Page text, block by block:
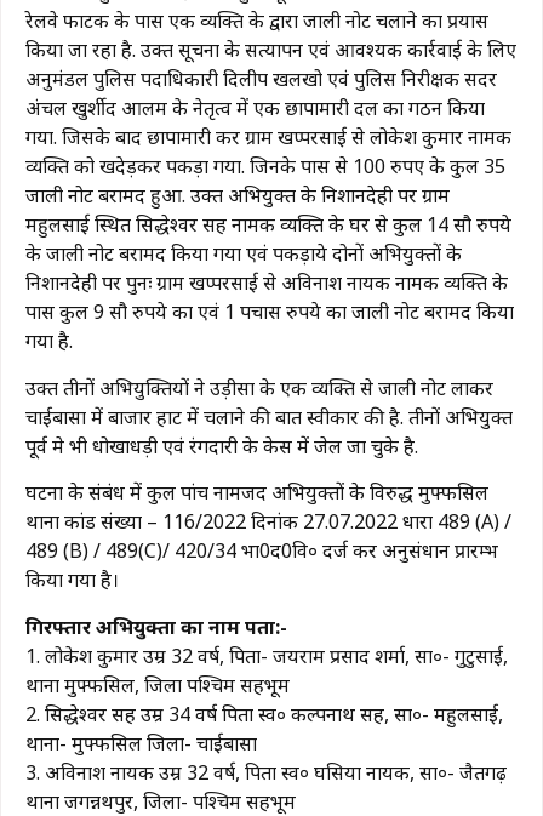
रेलवे फाटक के पास एक व्यक्ति के द्वारा जाली नोट चलाने का प्रयास
किया जा रहा है. उक्त सूचना के सत्यापन एवं आवश्यक कार्रवाई के लिए
अनुमंडल पुलिस पदाधिकारी दिलीप खलखो एवं पुलिस निरीक्षक सदर
अंचल खुर्शीद आलम के नेतृत्व में एक छापामारी दल का गठन किया
गया. जिसके बाद छापामारी कर ग्राम खप्परसाई से लोकेश कुमार नामक
व्यक्ति को खदेड़कर पकड़ा गया. जिनके पास से 100 रुपए के कुल 35
जाली नोट बरामद हुआ. उक्त अभियुक्त के निशानदेही पर ग्राम
महुलसाई स्थित सिद्धेश्वर सिंह नामक व्यक्ति के घर से कुल 14 सौ रुपये
के जाली नोट बरामद किया गया एवं पकड़ाये दोनों अभियुक्तों के
निशानदेही पर पुनः ग्राम खप्परसाई से अविनाश नायक नामक व्यक्ति के
पास कुल 9 सौ रुपये का एवं 1 पचास रुपये का जाली नोट बरामद किया
गया है.
उक्त तीनों अभियुक्तियों ने उड़ीसा के एक व्यक्ति से जाली नोट लाकर
चाईबासा में बाजार हाट में चलाने की बात स्वीकार की है. तीनों अभियुक्त
पूर्व मे भी धोखाधड़ी एवं रंगदारी के केस में जेल जा चुके है.
घटना के संबंध में कुल पांच नामजद अभियुक्तों के विरुद्ध मुफ्फसिल
थाना कांड संख्या – 116/2022 दिनांक 27.07.2022 धारा 489 (A) /
489 (B) / 489(C)/ 420/34 भा0द0वि० दर्ज कर अनुसंधान प्रारम्भ
किया गया है।
गिरफ्तार अभियुक्तों का नाम पता:-
1. लोकेश कुमार उम्र 32 वर्ष, पिता- जयराम प्रसाद शर्मा, सा०- गुटुसाई,
थाना मुफ्फसिल, जिला पश्चिम सिंहभूम
2. सिद्धेश्वर सिंह उम्र 34 वर्ष पिता स्व० कल्पनाथ सिंह, सा०- महुलसाई,
थाना- मुफ्फसिल जिला- चाईबासा
3. अविनाश नायक उम्र 32 वर्ष, पिता स्व० घसिया नायक, सा०- जैतगढ़
थाना जगन्नथपुर, जिला- पश्चिम सिंहभूम